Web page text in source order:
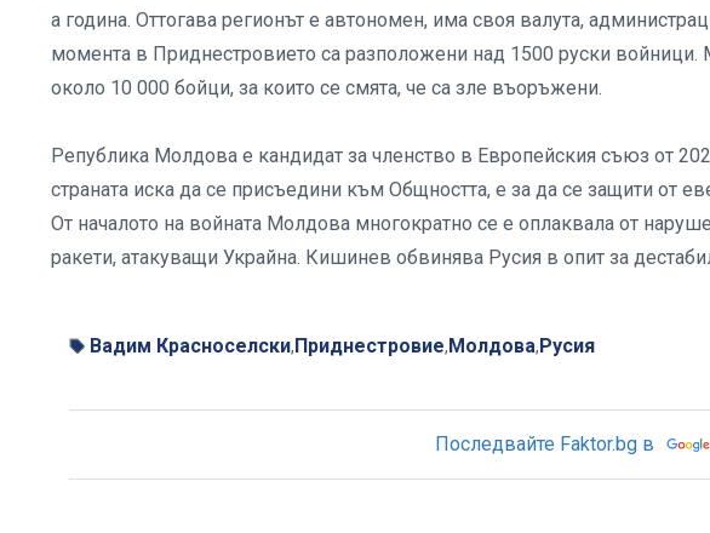
а година. Оттогава регионът е автономен, има своя валута,
момента в Приднестровието са разположени над 1500 руски
около 10 000 бойци, за които се смята, че са зле въоръжени.
Република Молдова е кандидат за членство в Европейския съюз от
страната иска да се присъедини към Общността, е за да се защити от
От началото на войната Молдова многократно се е оплаквала от
ракети, атакуващи Украйна. Кишинев обвинява Русия в опит за
Вадим Красноселски, Приднестровие, Молдова, Русия
Последвайте Faktor.bg в